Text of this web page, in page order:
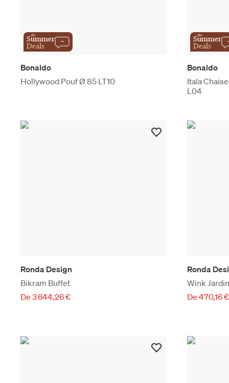
the
Summer
Deals
Bonaldo
Hollywood Pouf Ø 85 LT10
the
Summer
Deals
Bonaldo
Itala
L04
Ronda Design
Bikram Buffet
De 3 644,26 €
Ronda
Wink
De 470,16 €